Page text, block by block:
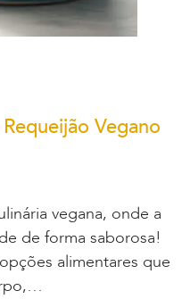
Vegano
vegana, onde a
de forma saborosa!
alimentares que